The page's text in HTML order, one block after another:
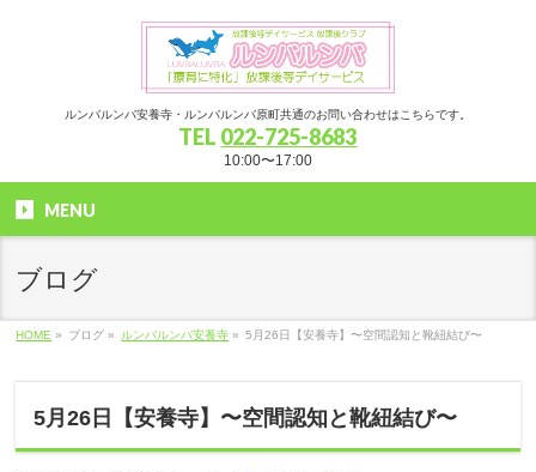
ルンバルンバ安養寺・ルンバルンバ原町共通のお問い合わせはこちらです。
TEL 022-725-8683
10:00〜17:00
MENU
ブログ
HOME » ブログ » ルンバルンバ安養寺 » 5月26日【安養寺】〜空間認知と靴紐結び〜
5月26日【安養寺】〜空間認知と靴紐結び〜